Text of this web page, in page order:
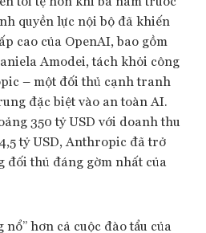
quyền lực nội bộ đã khiến
cao của OpenAI, bao gồm
Amodei, tách khỏi công
– một đối thủ cạnh tranh
đặc biệt vào an toàn AI.
350 tỷ USD với doanh thu
tỷ USD, Anthropic đã trở
đối thủ đáng gờm nhất của
hơn cả cuộc đào tẩu của